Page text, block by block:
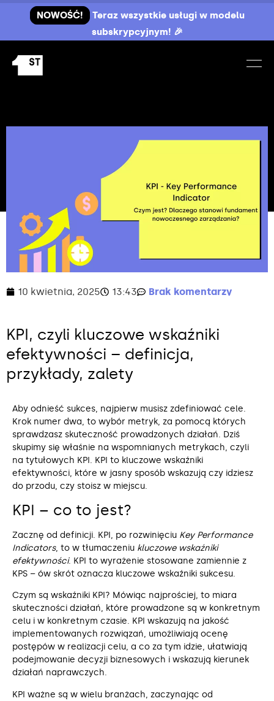
NOWOŚĆ!
Teraz wszystkie usługi w modelu
subskrypcyjnym! 🎉
10 kwietnia, 2025 13:43 Brak komentarzy
KPI, czyli kluczowe wskaźniki
efektywności – definicja,
przykłady, zalety
Aby odnieść sukces, najpierw musisz zdefiniować cele.
Krok numer dwa, to wybór metryk, za pomocą których
sprawdzasz skuteczność prowadzonych działań. Dziś
skupimy się właśnie na wspomnianych metrykach, czyli
na tytułowych KPI. KPI to kluczowe wskaźniki
efektywności, które w jasny sposób wskazują czy idziesz
do przodu, czy stoisz w miejscu.
KPI – co to jest?
Zacznę od definicji. KPI, po rozwinięciu Key Performance
Indicators, to w tłumaczeniu kluczowe wskaźniki
efektywności. KPI to wyrażenie stosowane zamiennie z
KPS – ów skrót oznacza kluczowe wskaźniki sukcesu.
Czym są wskaźniki KPI? Mówiąc najprościej, to miara
skuteczności działań, które prowadzone są w konkretnym
celu i w konkretnym czasie. KPI wskazują na jakość
implementowanych rozwiązań, umożliwiają ocenę
postępów w realizacji celu, a co za tym idzie, ułatwiają
podejmowanie decyzji biznesowych i wskazują kierunek
działań naprawczych.
KPI ważne są w wielu branżach, zaczynając od